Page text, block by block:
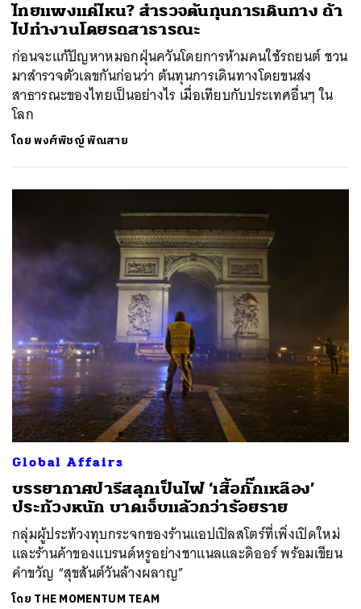
ไทยแพงแค่ไหน? สำรวจต้นทุนการเดินทาง ถ้า
ไปทำงานโดยรถสาธารณะ
ก่อนจะแก้ปัญหาหมอกฝุ่นควันโดยการห้ามคนใช้รถยนต์ ชวน
มาสำรวจตัวเลขกันก่อนว่า ต้นทุนการเดินทางโดยขนส่ง
สาธารณะของไทยเป็นอย่างไร เมื่อเทียบกับประเทศอื่นๆ ใน
โลก
โดยพงศ์พิชญ์ พิณสาย
Global Affairs
บรรยากาศปารีสลุกเป็นไฟ ‘เสื้อกั๊กเหลือง’
ประท้วงหนัก บาดเจ็บแล้วกว่าร้อยราย
กลุ่มผู้ประท้วงทุบกระจกของร้านแอปเปิลสโตร์ที่เพิ่งเปิดใหม่
และร้านค้าของแบรนด์หรูอย่างชาแนลและดิออร์ พร้อมเขียน
คำขวัญ “สุขสันต์วันล้างผลาญ”
โดย THE MOMENTUM TEAM